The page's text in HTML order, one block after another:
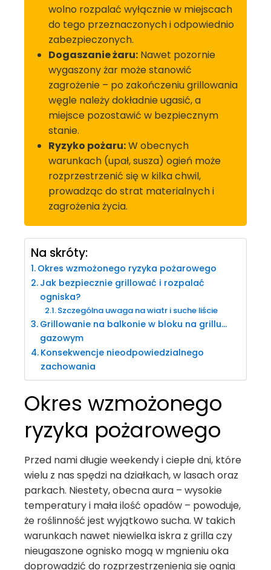
wolno rozpalać wyłącznie w miejscach
do tego przeznaczonych i odpowiednio
zabezpieczonych.
Dogaszanie żaru: Nawet pozornie
wygaszony żar może stanowić
zagrożenie – po zakończeniu grillowania
węgle należy dokładnie ugasić, a
miejsce pozostawić w bezpiecznym
stanie.
Ryzyko pożaru:W obecnych
warunkach (upał, susza) ogień może
rozprzestrzenić się w kilka chwil,
prowadząc do strat materialnych i
zagrożenia życia.
Na skróty:
Okres wzmożonego ryzyka pożarowego
Jak bezpiecznie grillować i rozpalać
ogniska?
Szczególna uwaga na wiatr i suche liście
Grillowanie na balkonie w bloku na grillu…
gazowym
Konsekwencje nieodpowiedzialnego
zachowania
Okres wzmożonego
ryzyka pożarowego
Przed nami długie weekendy i ciepłe dni, które
wielu z nas spędzi na działkach, w lasach oraz
parkach. Niestety, obecna aura – wysokie
temperatury i mała ilość opadów – powoduje,
że roślinność jest wyjątkowo sucha. W takich
warunkach nawet niewielka iskra z grilla czy
nieugaszone ognisko mogą w mgnieniu oka
doprowadzić do rozprzestrzenienia się ognia